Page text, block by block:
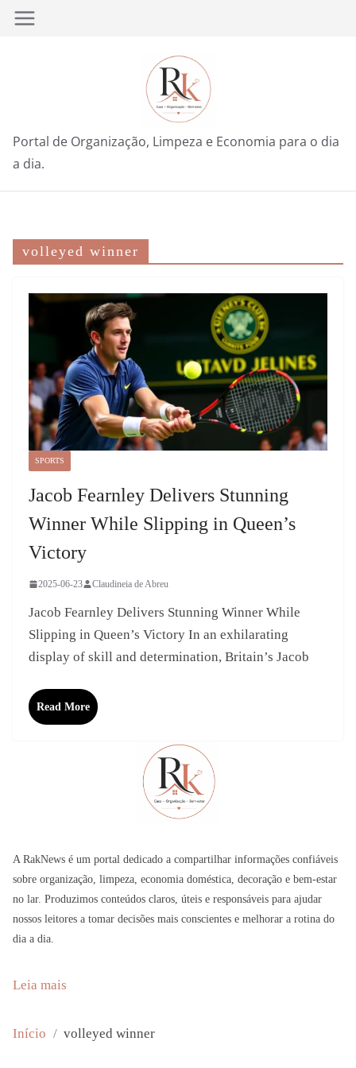
Pular
Portal de Organização, Limpeza e Economia para o dia
a dia.
volleyed winner
SPORTS
Jacob Fearnley Delivers Stunning
Winner While Slipping in Queen’s
Victory
2025-06-23 Claudineia de Abreu
Jacob Fearnley Delivers Stunning Winner While
Slipping in Queen’s Victory In an exhilarating
display of skill and determination, Britain’s Jacob
Read More
A RakNews é um portal dedicado a compartilhar informações confiáveis
sobre organização, limpeza, economia doméstica, decoração e bem-estar
no lar. Produzimos conteúdos claros, úteis e responsáveis para ajudar
nossos leitores a tomar decisões mais conscientes e melhorar a rotina do
dia a dia.
Leia mais
a
Início volleyed winner